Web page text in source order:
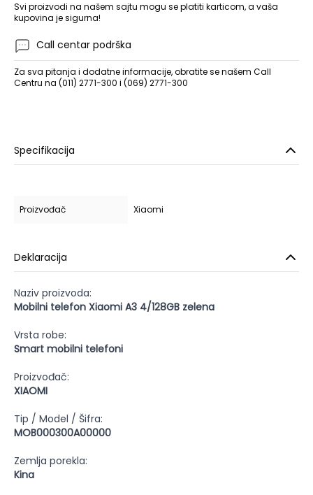
Svi proizvodi na našem sajtu mogu se platiti karticom, a vaša
kupovina je sigurna!
Call centar podrška
Za sva pitanja i dodatne informacije, obratite se našem Call
Centru na (011) 2771-300 i (069) 2771-300
Specifikacija
Proizvođač Xiaomi
Deklaracija
Naziv proizvoda:
Mobilni telefon Xiaomi A3 4/128GB zelena
Vrsta robe:
Smart mobilni telefoni
Proizvođač:
XIAOMI
Tip / Model / Šifra:
MOB000300A00000
Zemlja porekla:
Kina